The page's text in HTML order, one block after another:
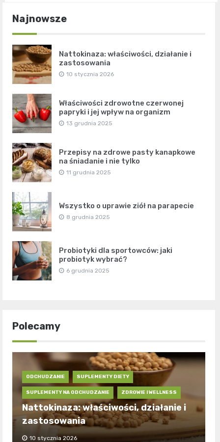
Najnowsze
Nattokinaza: właściwości, działanie i
zastosowania
10 stycznia 2026
Właściwości zdrowotne czerwonej
papryki i jej wpływ na organizm
13 grudnia 2025
Przepisy na zdrowe pasty kanapkowe
na śniadanie i nie tylko
11 grudnia 2025
Wszystko o uprawie ziół na parapecie
8 grudnia 2025
Probiotyki dla sportowców: jaki
probiotyk wybrać?
6 grudnia 2025
Polecamy
ODCHUDZANIE SUPLEMENTY DIETY
SUPLEMENTY NA ODCHUDZANIE ZDROWIE I WELLNESS
Nattokinaza: właściwości, działanie i
zastosowania
10 stycznia 2026